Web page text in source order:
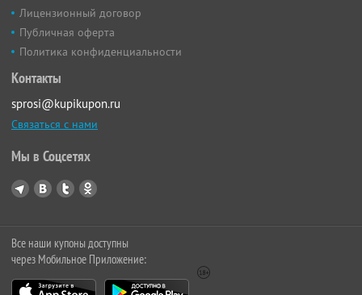
Лицензионный договор
Публичная оферта
Политика конфиденциальности
Контакты
sprosi@kupikupon.ru
Связаться с нами
Мы в Соцсетях
Все наши купоны доступны
через Мобильное Приложение: